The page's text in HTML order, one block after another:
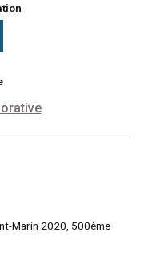
Marin 2020, 500ème